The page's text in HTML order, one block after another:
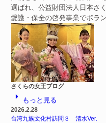
選ばれ、公益財団法人日本さ
愛護・保全の啓発事業でボラ
さくらの女王ブログ
arrow_right もっと見る
2026.2.28
台湾九族文化村訪問３ 清水Ver.